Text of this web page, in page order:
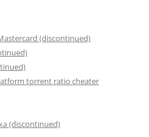
(discontinued)
torrent ratio cheater
(discontinued)